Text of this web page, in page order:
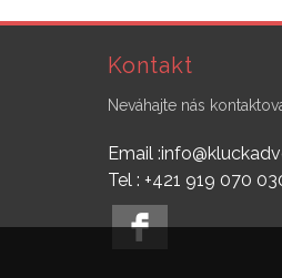
Kontakt
Neváhajte nás
Email
Tel : +421 919 070